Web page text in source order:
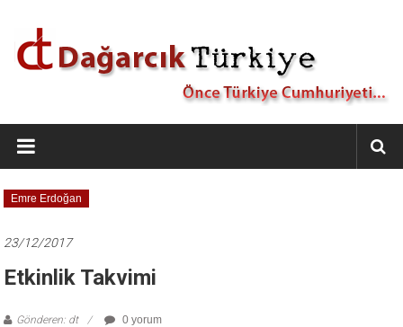
Dağarcık
Türkiye
Önce
Türkiye
Emre Erdoğan
23/12/2017
Etkinlik Takvimi
Gönderen: dt 0 yorum